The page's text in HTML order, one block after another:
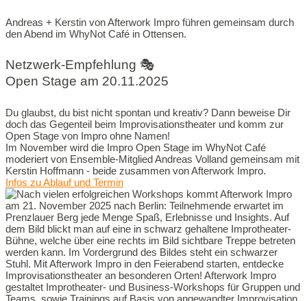
Andreas + Kerstin von Afterwork Impro führen gemeinsam durch
den Abend im WhyNot Café in Ottensen.
Netzwerk-Empfehlung 🎭
Open Stage am 20.11.2025
Du glaubst, du bist nicht spontan und kreativ? Dann beweise Dir
doch das Gegenteil beim Improvisationstheater und komm zur
Open Stage von Impro ohne Namen!
Im November wird die Impro Open Stage im WhyNot Café
moderiert von Ensemble-Mitglied Andreas Volland gemeinsam mit
Kerstin Hoffmann - beide zusammen von Afterwork Impro.
Infos zu Ablauf und Termin